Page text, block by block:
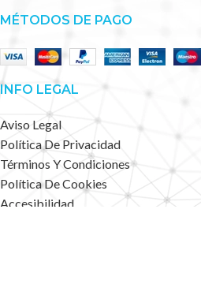
MÉTODOS DE PAGO
INFO LEGAL
Aviso Legal
Política De Privacidad
Términos Y Condiciones
Política De Cookies
Accesibilidad